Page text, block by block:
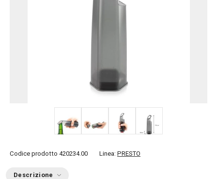
Codice prodotto 420234.00 Linea: PRESTO
Descrizione